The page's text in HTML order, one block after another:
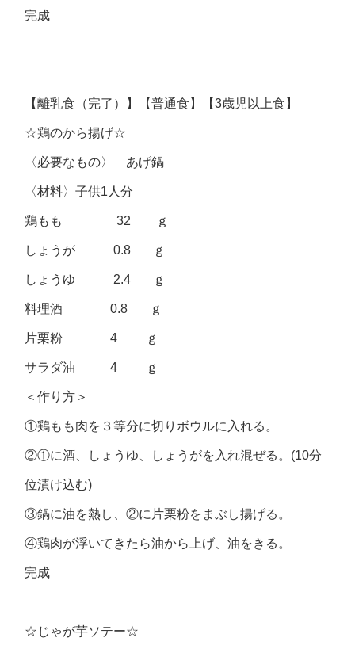
完成
【離乳食（完了）】【普通食】【3歳児以上食】
☆鶏のから揚げ☆
〈必要なもの〉 あげ鍋
〈材料〉子供1人分
鶏もも 32 ｇ
しょうが 0.8 ｇ
しょうゆ 2.4 ｇ
料理酒 0.8 ｇ
片栗粉 4 ｇ
サラダ油 4 ｇ
＜作り方＞
①鶏もも肉を３等分に切りボウルに入れる。
②①に酒、しょうゆ、しょうがを入れ混ぜる。(10分
位漬け込む)
③鍋に油を熱し、②に片栗粉をまぶし揚げる。
④鶏肉が浮いてきたら油から上げ、油をきる。
完成
☆じゃが芋ソテー☆